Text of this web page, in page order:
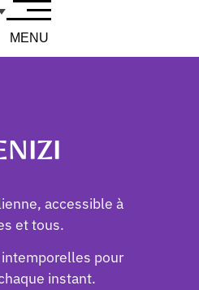
MENU
accessible à
et tous.
pour
instant.